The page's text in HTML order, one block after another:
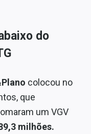
do
colocou no
que
um VGV
milhões.